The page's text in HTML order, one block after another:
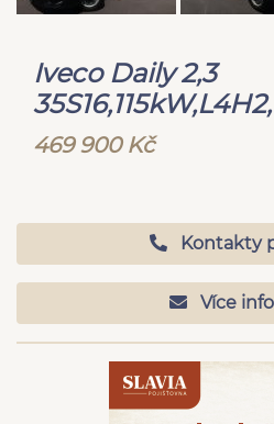
Iveco Daily 2,3
469 900 Kč
Kontakty
Více